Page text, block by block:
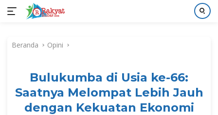
kontenBeranda Opini
Bulukumba di Usia ke-66:
Saatnya Melompat Lebih Jauh
dengan Kekuatan Ekonomi